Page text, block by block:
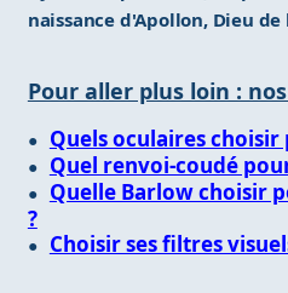
naissance d'Apollon, Dieu
Pour aller plus loin :
Quels oculaires
Quel renvoi-coudé
Quelle Barlow choisir
?
Choisir ses filtres